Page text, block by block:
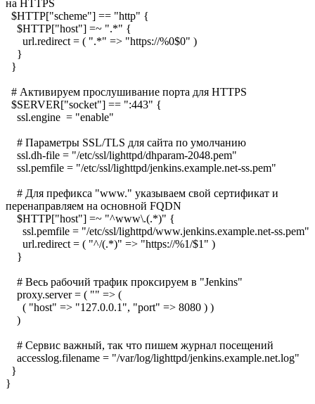
на HTTPS
$HTTP["scheme"] == "http" {
$HTTP["host"] =~ ".*" {
url.redirect = ( ".*" => "https://%0$0" )
}
}
# Активируем прослушивание порта для HTTPS
$SERVER["socket"] == ":443" {
ssl.engine = "enable"
# Параметры SSL/TLS для сайта по умолчанию
ssl.dh-file = "/etc/ssl/lighttpd/dhparam-2048.pem"
ssl.pemfile = "/etc/ssl/lighttpd/jenkins.example.net-ss.pem"
# Для префикса "www." указываем свой сертификат и
перенаправляем на основной FQDN
$HTTP["host"] =~ "^www\.(.*)" {
ssl.pemfile = "/etc/ssl/lighttpd/www.jenkins.example.net-ss.pem"
url.redirect = ( "^/(.*)" => "https://%1/$1" )
}
# Весь рабочий трафик проксируем в "Jenkins"
proxy.server = ( "" => (
( "host" => "127.0.0.1", "port" => 8080 ) )
)
# Сервис важный, так что пишем журнал посещений
accesslog.filename = "/var/log/lighttpd/jenkins.example.net.log"
}
}